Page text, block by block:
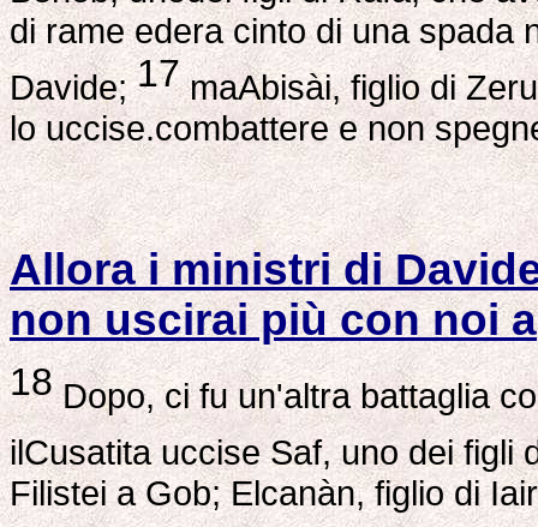
di rame edera cinto di una spada
Davide;17maAbisài, figlio di
lo uccise.combattere e non
Allora i ministri di
non uscirai più con noi a
18Dopo, ci fu un'altra battaglia
ilCusatita uccise Saf, uno dei figli
Filistei a Gob; Elcanàn, figlio di